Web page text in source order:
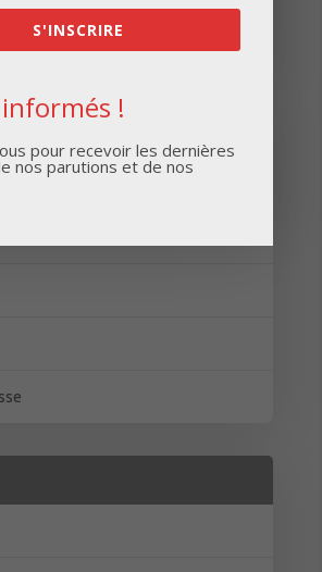
S'INSCRIRE
S'INSCRIRE
!
pour recevoir les dernières
nos parutions et de nos